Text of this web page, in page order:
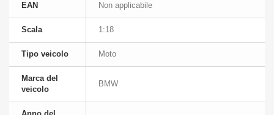
EAN Non applicabile
Scala 1:18
Tipo veicolo Moto
Marca del
veicolo
BMW